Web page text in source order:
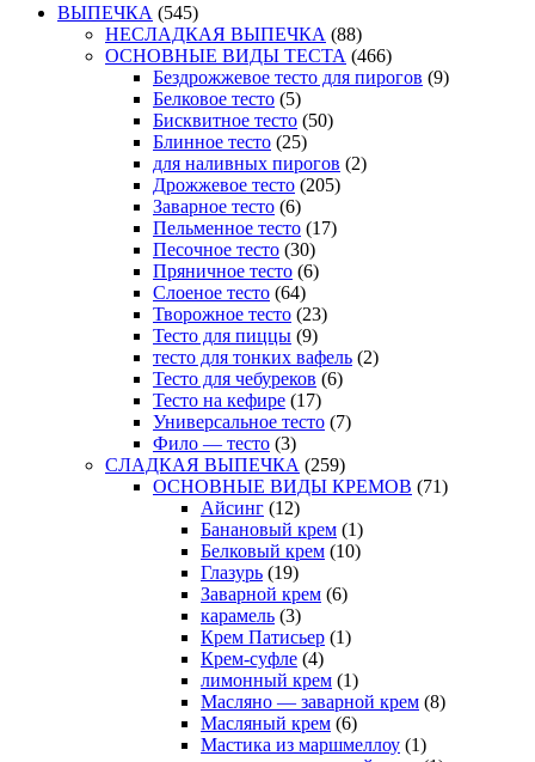
ВЫПЕЧКА (545)
НЕСЛАДКАЯ ВЫПЕЧКА (88)
ОСНОВНЫЕ ВИДЫ ТЕСТА (466)
Бездрожжевое тесто для пирогов (9)
Белковое тесто (5)
Бисквитное тесто (50)
Блинное тесто (25)
для наливных пирогов (2)
Дрожжевое тесто (205)
Заварное тесто (6)
Пельменное тесто (17)
Песочное тесто (30)
Пряничное тесто (6)
Слоеное тесто (64)
Творожное тесто (23)
Тесто для пиццы (9)
тесто для тонких вафель (2)
Тесто для чебуреков (6)
Тесто на кефире (17)
Универсальное тесто (7)
Фило — тесто (3)
СЛАДКАЯ ВЫПЕЧКА (259)
ОСНОВНЫЕ ВИДЫ КРЕМОВ (71)
Айсинг (12)
Банановый крем (1)
Белковый крем (10)
Глазурь (19)
Заварной крем (6)
карамель (3)
Крем Патисьер (1)
Крем-суфле (4)
лимонный крем (1)
Масляно — заварной крем (8)
Масляный крем (6)
Мастика из маршмеллоу (1)